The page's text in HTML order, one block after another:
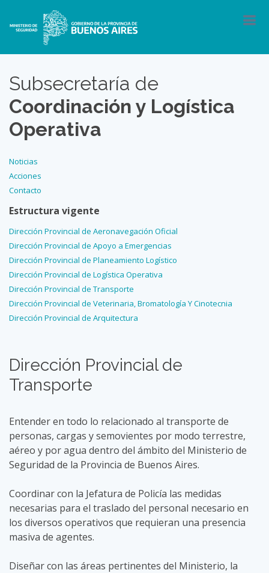
Subsecretaría de
Coordinación y Logística
Operativa
Noticias
Acciones
Contacto
Estructura vigente
Dirección Provincial de Aeronavegación Oficial
Dirección Provincial de Apoyo a Emergencias
Dirección Provincial de Planeamiento Logístico
Dirección Provincial de Logística Operativa
Dirección Provincial de Transporte
Dirección Provincial de Veterinaria, Bromatología Y Cinotecnia
Dirección Provincial de Arquitectura
Dirección Provincial de
Transporte
Entender en todo lo relacionado al transporte de
personas, cargas y semovientes por modo terrestre,
aéreo y por agua dentro del ámbito del Ministerio de
Seguridad de la Provincia de Buenos Aires.
Coordinar con la Jefatura de Policía las medidas
necesarias para el traslado del personal necesario en
los diversos operativos que requieran una presencia
masiva de agentes.
Diseñar con las áreas pertinentes del Ministerio, la